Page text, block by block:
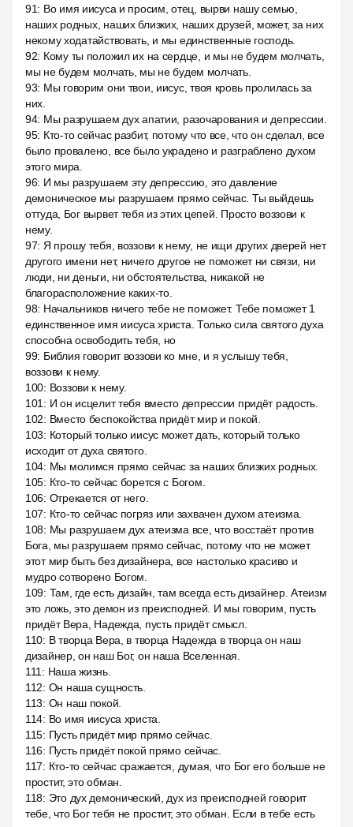
91: Во имя иисуса и просим, отец, вырви нашу семью,
наших родных, наших близких, наших друзей, может, за них
некому ходатайствовать, и мы единственные господь.
92: Кому ты положил их на сердце, и мы не будем молчать,
мы не будем молчать, мы не будем молчать.
93: Мы говорим они твои, иисус, твоя кровь пролилась за
них.
94: Мы разрушаем дух апатии, разочарования и депрессии.
95: Кто-то сейчас разбит, потому что все, что он сделал, все
было провалено, все было украдено и разграблено духом
этого мира.
96: И мы разрушаем эту депрессию, это давление
демоническое мы разрушаем прямо сейчас. Ты выйдешь
оттуда, Бог вырвет тебя из этих цепей. Просто воззови к
нему.
97: Я прошу тебя, воззови к нему, не ищи других дверей нет
другого имени нет, ничего другое не поможет ни связи, ни
люди, ни деньги, ни обстоятельства, никакой не
благорасположение каких-то.
98: Начальников ничего тебе не поможет. Тебе поможет 1
единственное имя иисуса христа. Только сила святого духа
способна освободить тебя, но
99: Библия говорит воззови ко мне, и я услышу тебя,
воззови к нему.
100: Воззови к нему.
101 : И он исцелит тебя вместо депрессии придёт радость.
102: Вместо беспокойства придёт мир и покой.
103: Который только иисус может дать, который только
исходит от духа святого.
104: Мы молимся прямо сейчас за наших близких родных.
105: Кто-то сейчас борется с Богом.
106: Отрекается от него.
107: Кто-то сейчас погряз или захвачен духом атеизма.
108: Мы разрушаем дух атеизма все, что восстаёт против
Бога, мы разрушаем прямо сейчас, потому что не может
этот мир быть без дизайнера, все настолько красиво и
мудро сотворено Богом.
109: Там, где есть дизайн, там всегда есть дизайнер. Атеизм
это ложь, это демон из преисподней. И мы говорим, пусть
придёт Вера, Надежда, пусть придёт смысл.
110: В творца Вера, в творца Надежда в творца он наш
дизайнер, он наш Бог, он наша Вселенная.
111 : Наша жизнь.
112: Он наша сущность.
113: Он наш покой.
114: Во имя иисуса христа.
115: Пусть придёт мир прямо сейчас.
116: Пусть придёт покой прямо сейчас.
117: Кто-то сейчас сражается, думая, что Бог его больше не
простит, это обман.
118: Это дух демонический, дух из преисподней говорит
тебе, что Бог тебя не простит, это обман. Если в тебе есть